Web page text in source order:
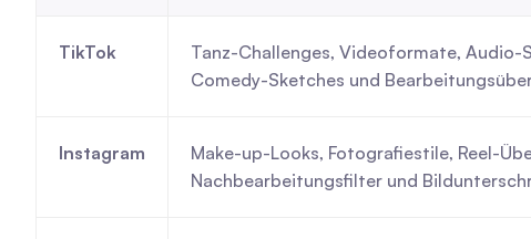
TikTok
Tanz-Challenges, Videoformate, Audio-
Comedy-Sketches und
Instagram
Make-up-Looks, Fotografiestile, Reel-
Nachbearbeitungsfilter und